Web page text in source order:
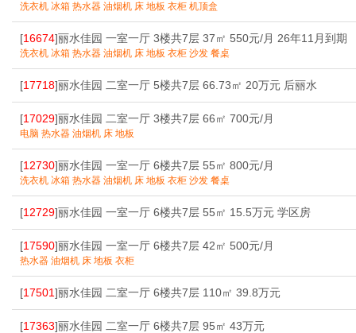
洗衣机 冰箱 热水器 油烟机 床 地板 衣柜 机顶盒
[16674]丽水佳园 一室一厅 3楼共7层 37㎡ 550元/月 26年11月到期
洗衣机 冰箱 热水器 油烟机 床 地板 衣柜 沙发 餐桌
[17718]丽水佳园 二室一厅 5楼共7层 66.73㎡ 20万元 后丽水
[17029]丽水佳园 二室一厅 3楼共7层 66㎡ 700元/月
电脑 热水器 油烟机 床 地板
[12730]丽水佳园 一室一厅 6楼共7层 55㎡ 800元/月
洗衣机 冰箱 热水器 油烟机 床 地板 衣柜 沙发 餐桌
[12729]丽水佳园 一室一厅 6楼共7层 55㎡ 15.5万元 学区房
[17590]丽水佳园 一室一厅 6楼共7层 42㎡ 500元/月
热水器 油烟机 床 地板 衣柜
[17501]丽水佳园 二室一厅 6楼共7层 110㎡ 39.8万元
[17363]丽水佳园 二室一厅 6楼共7层 95㎡ 43万元